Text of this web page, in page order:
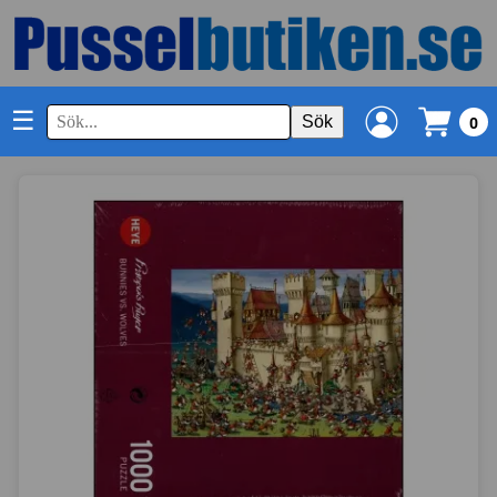
☰ Sök 0